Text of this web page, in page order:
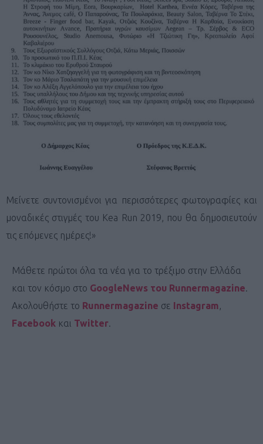
Μείνετε συντονισμένοι για περισσότερες φωτογραφίες και
μοναδικές στιγμές του Kea Run 2019, που θα δημοσιευτούν
τις επόμενες ημέρες!»
Μάθετε πρώτοι όλα τα νέα για το τρέξιμο στην Ελλάδα
και τον κόσμο στο GoogleNews του Runnermagazine
Ακολουθήστε το Runnermagazine σε Instagram
Facebook και Twitter